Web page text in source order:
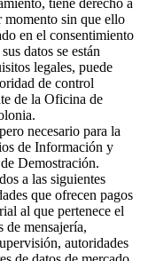
momento sin que ello
en el consentimiento
datos se están
legales, puede
de control
de la Oficina de
necesario para la
de Información y
Demostración.
a las siguientes
que ofrecen pagos
al que pertenece el
de mensajería,
autoridades